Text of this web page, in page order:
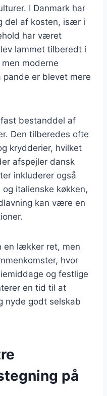
I Danmark har
del af kosten, især i
har været
lammet tilberedt i
moderne
er blevet mere
bestanddel af
Den tilberedes ofte
krydderier, hvilket
afspejler dansk
inkluderer også
italienske køkken,
kan være en
en lækker ret, men
hvor
og festlige
en tid til at
nyde godt selskab
på